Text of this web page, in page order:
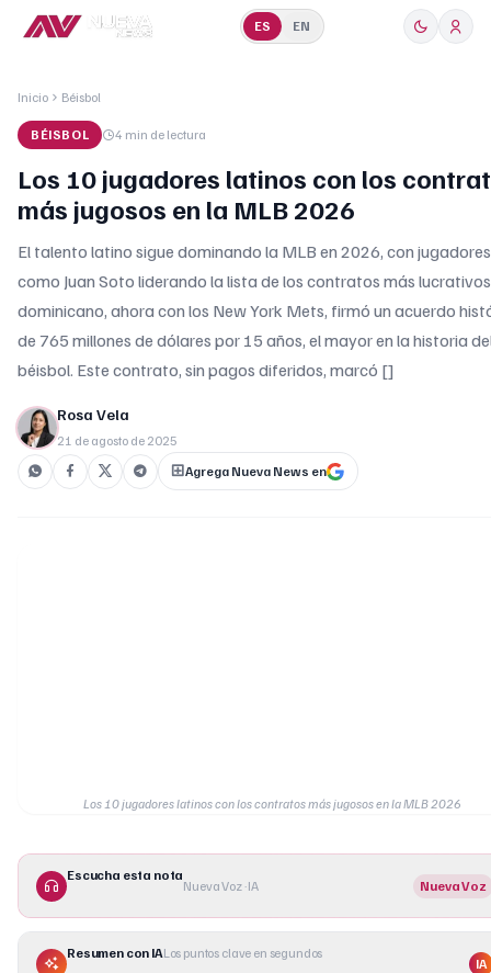
ES EN
Inicio Béisbol
BÉISBOL 4 min de lectura
Los 10 jugadores latinos con los
más jugosos en la MLB 2026
El talento latino sigue dominando la MLB en 2026, con jugadores
como Juan Soto liderando la lista de los contratos más
dominicano, ahora con los New York Mets, firmó un acuerdo
de 765 millones de dólares por 15 años, el mayor en la historia
béisbol. Este contrato, sin pagos diferidos, marcó []
Rosa Vela
21 de agosto de 2025
Agrega Nueva News en
Los 10 jugadores latinos con los contratos más jugosos en la MLB 2026
Escucha esta nota
Nueva Voz · IA Nueva Voz
Resumen con IALos puntos clave en segundos
IA